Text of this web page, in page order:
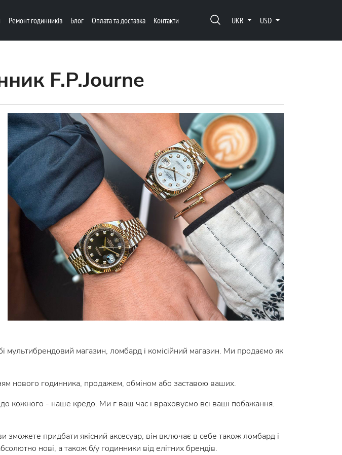
Ремонт годинників Блог Оплата та доставка Контакти UKR USD
F.P.Journe
мультибрендовий магазин, ломбард і комісійний магазин. Ми продаємо як
нового годинника, продажем, обміном або заставою ваших.
до кожного - наше кредо. Ми г ваш час і враховуємо всі ваші побажання.
придбати якісний аксесуар, він включає в себе також ломбард і
нові, а також б/у годинники від елітних брендів.